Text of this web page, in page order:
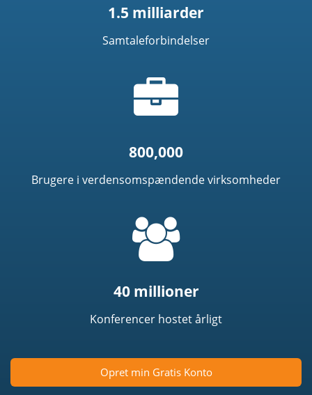
1.5 milliarder
Samtaleforbindelser
ikon
800,000
Brugere i verdensomspændende virksomheder
40 millioner
Konferencer hostet årligt
Opret min Gratis Konto